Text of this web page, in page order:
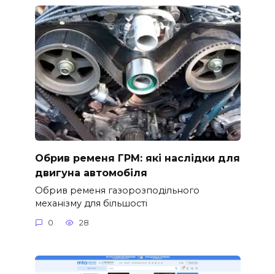
Обрив ременя ГРМ: які наслідки для
двигуна автомобіля
Обрив ременя газорозподільного
механізму для більшості
0 28